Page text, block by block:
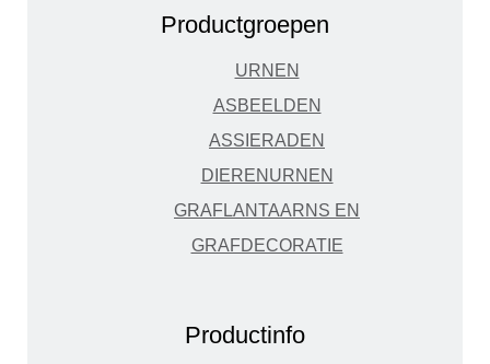
Productgroepen
URNEN
ASBEELDEN
ASSIERADEN
DIERENURNEN
GRAFLANTAARNS EN
GRAFDECORATIE
Productinfo